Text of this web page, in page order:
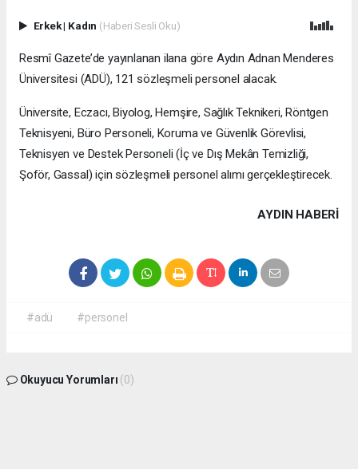
Erkek| Kadın (Haberi Sesli Oku)
Resmî Gazete’de yayınlanan ilana göre Aydın Adnan Menderes
Üniversitesi (ADÜ), 121 sözleşmeli personel alacak.
Üniversite, Eczacı, Biyolog, Hemşire, Sağlık Teknikeri, Röntgen
Teknisyeni, Büro Personeli, Koruma ve Güvenlik Görevlisi,
Teknisyen ve Destek Personeli (İç ve Dış Mekân Temizliği,
Şoför, Gassal) için sözleşmeli personel alımı gerçekleştirecek.
AYDIN HABERİ
#adü #personel
Okuyucu Yorumları (0)